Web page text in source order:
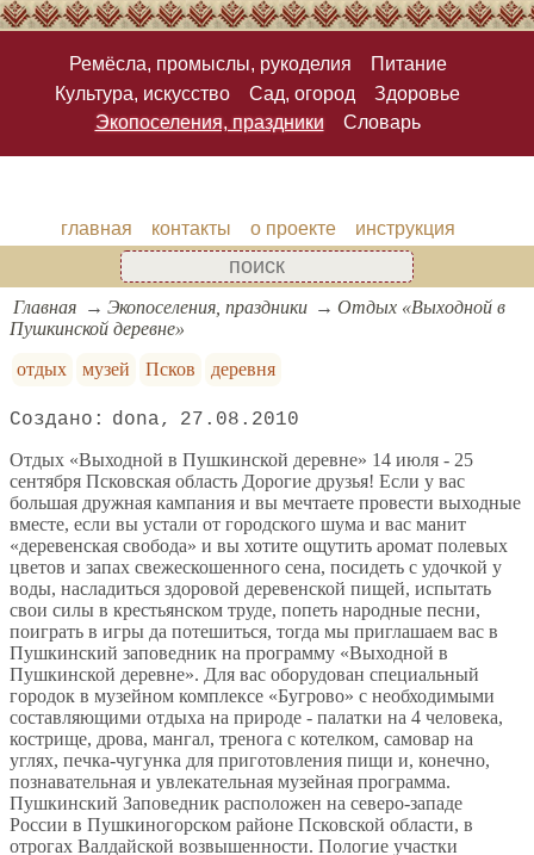
Ремёсла, промыслы, рукоделия
Питание
Культура, искусство
Сад, огород
Здоровье
Экопоселения, праздники
Словарь
главная контакты о проекте инструкция
Главная Экопоселения, праздники
Отдых «Выходной в
Пушкинской деревне»
отдых
музей Псков деревня
dona 27.08.2010
Отдых «Выходной в Пушкинской деревне» 14 июля - 25
сентября Псковская область Дорогие друзья! Если у вас
большая дружная кампания и вы мечтаете провести выходные
вместе, если вы устали от городского шума и вас манит
«деревенская свобода» и вы хотите ощутить аромат полевых
цветов и запах свежескошенного сена, посидеть с удочкой у
воды, насладиться здоровой деревенской пищей, испытать
свои силы в крестьянском труде, попеть народные песни,
поиграть в игры да потешиться, тогда мы приглашаем вас в
Пушкинский заповедник на программу «Выходной в
Пушкинской деревне». Для вас оборудован специальный
городок в музейном комплексе «Бугрово» с необходимыми
составляющими отдыха на природе - палатки на 4 человека,
кострище, дрова, мангал, тренога с котелком, самовар на
углях, печка-чугунка для приготовления пищи и, конечно,
познавательная и увлекательная музейная программа.
Пушкинский Заповедник расположен на северо-западе
России в Пушкиногорском районе Псковской области, в
отрогах Валдайской возвышенности. Пологие участки